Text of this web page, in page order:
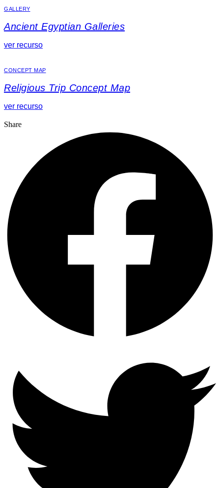
GALLERY
Ancient Egyptian Galleries
ver recurso
CONCEPT MAP
Religious Trip Concept Map
ver recurso
Share